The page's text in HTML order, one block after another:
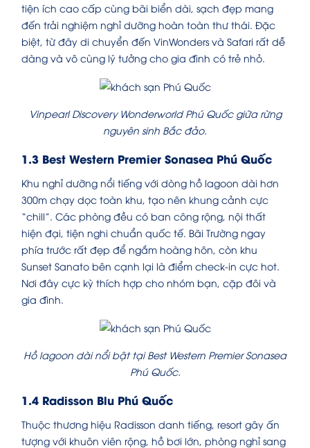
tiện ích cao cấp cùng bãi biển dài, sạch đẹp mang
đến trải nghiệm nghỉ dưỡng hoàn toàn thư thái. Đặc
biệt, từ đây di chuyển đến VinWonders và Safari rất dễ
dàng và vô cùng lý tưởng cho gia đình có trẻ nhỏ.
Vinpearl Discovery Wonderworld Phú Quốc giữa rừng
nguyên sinh Bắc đảo.
1.3 Best Western Premier Sonasea Phú Quốc
Khu nghỉ dưỡng nổi tiếng với dòng hồ lagoon dài hơn
300m chạy dọc toàn khu, tạo nên khung cảnh cực
“chill”. Các phòng đều có ban công rộng, nội thất
hiện đại, tiện nghi chuẩn quốc tế. Bãi Trường ngay
phía trước rất đẹp để ngắm hoàng hôn, còn khu
Sunset Sanato bên cạnh lại là điểm check-in cực hot.
Nơi đây cực kỳ thích hợp cho nhóm bạn, cặp đôi và
gia đình.
Hồ lagoon dài nổi bật tại Best Western Premier Sonasea
Phú Quốc.
1.4 Radisson Blu Phú Quốc
Thuộc thương hiệu Radisson danh tiếng, resort gây ấn
tượng với khuôn viên rộng, hồ bơi lớn, phòng nghỉ sang